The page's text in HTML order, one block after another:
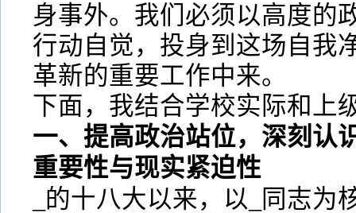
身事外。我们必须以高度的
行动自觉，投身到这场自我
革新的重要工作中来。
下面，我结合学校实际和上
一、提高政治站位，深刻认
重要性与现实紧迫性
_的十八大以来，以_同志